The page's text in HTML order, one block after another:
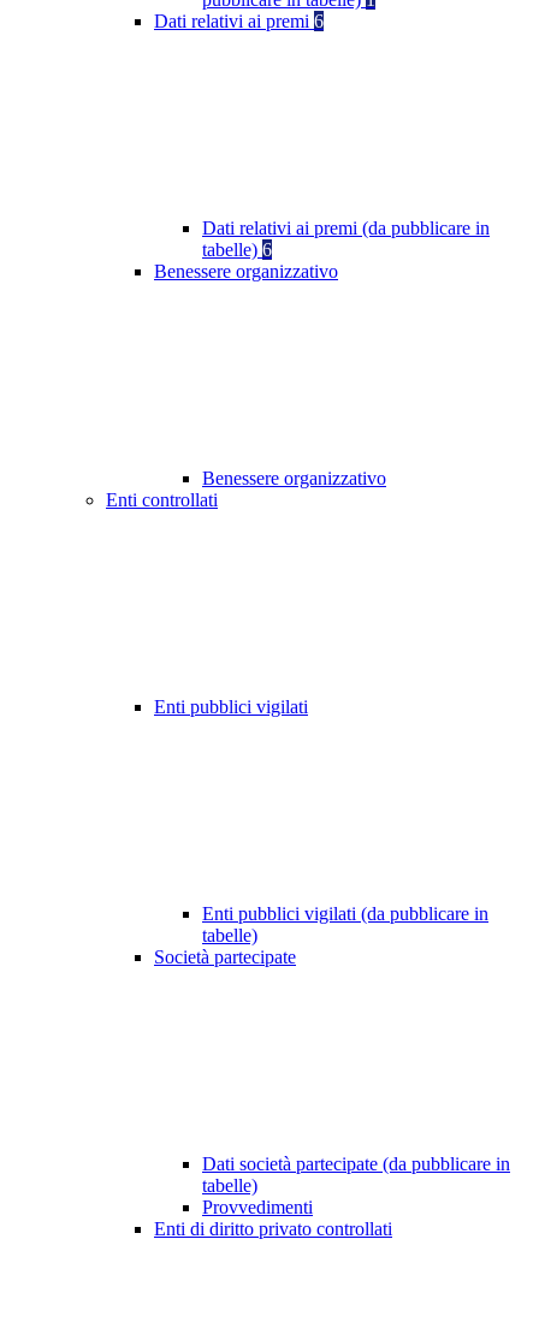
Dati relativi ai premi 6
Dati relativi ai premi (da pubblicare in
tabelle) 6
Benessere organizzativo
Benessere organizzativo
Enti controllati
Enti pubblici vigilati
Enti pubblici vigilati (da pubblicare in
tabelle)
Società partecipate
Dati società partecipate (da pubblicare in
tabelle)
Provvedimenti
Enti di diritto privato controllati